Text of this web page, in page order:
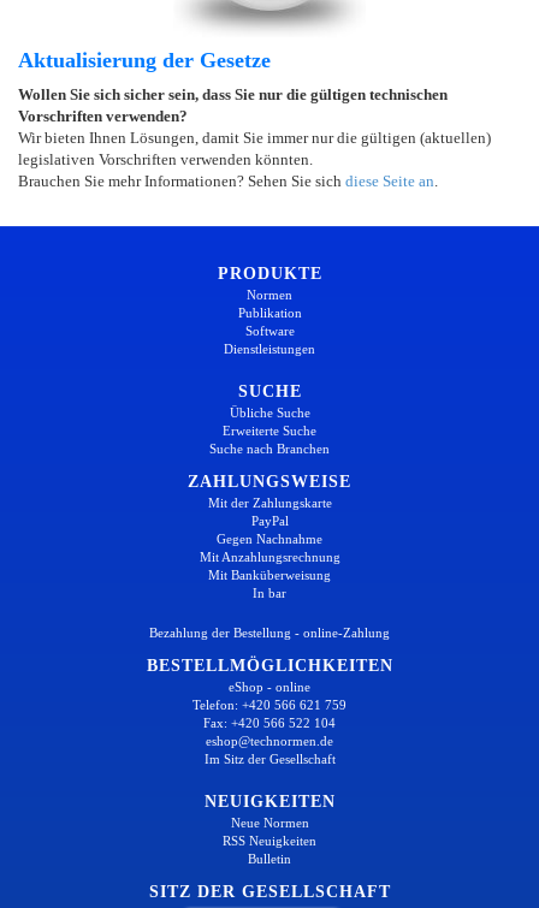
Aktualisierung der Gesetze
Wollen Sie sich sicher sein, dass Sie nur die gültigen technischen
Vorschriften verwenden?
Wir bieten Ihnen Lösungen, damit Sie immer nur die gültigen (aktuellen)
legislativen Vorschriften verwenden könnten.
Brauchen Sie mehr Informationen? Sehen Sie sich diese Seite an
PRODUKTE
Normen
Publikation
Software
Dienstleistungen
SUCHE
Übliche Suche
Erweiterte Suche
Suche nach Branchen
ZAHLUNGSWEISE
Mit der Zahlungskarte
PayPal
Gegen Nachnahme
Mit Anzahlungsrechnung
Mit Banküberweisung
In bar
Bezahlung der Bestellung - online-Zahlung
BESTELLMÖGLICHKEITEN
eShop - online
Telefon: +420 566 621 759
Fax: +420 566 522 104
eshop@technormen.de
Im Sitz der Gesellschaft
NEUIGKEITEN
Neue Normen
RSS Neuigkeiten
Bulletin
SITZ DER GESELLSCHAFT